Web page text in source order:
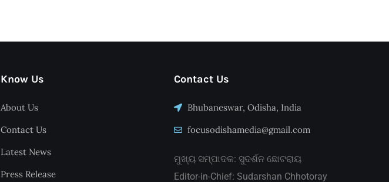
Know Us
About Us
Contact Us
Latest News
Press Release
Contact Us
Bhubaneswar, Odisha, India
focusodishamedia@gmail.com
ମୁଖ୍ୟ ସମ୍ପାଦକ: ସୁଦର୍ଶନ ଛୋଟରାୟ
Editor-in-Chief: Sudarshan Chhotoray